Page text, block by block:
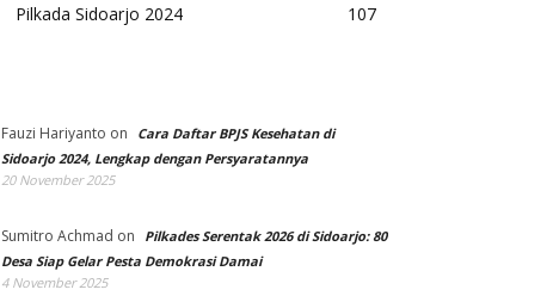
Pilkada Sidoarjo 2024
107
Fauzi Hariyanto on
Cara Daftar BPJS Kesehatan di
Sidoarjo 2024, Lengkap dengan Persyaratannya
20 November 2025
Sumitro Achmad on
Pilkades Serentak 2026 di Sidoarjo: 80
Desa Siap Gelar Pesta Demokrasi Damai
4 November 2025